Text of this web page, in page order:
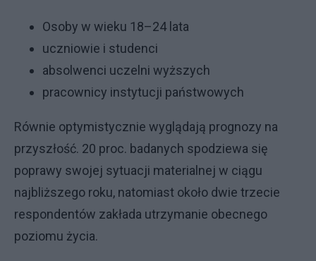
Osoby w wieku 18–24 lata
uczniowie i studenci
absolwenci uczelni wyższych
pracownicy instytucji państwowych
Równie optymistycznie wyglądają prognozy na
przyszłość. 20 proc. badanych spodziewa się
poprawy swojej sytuacji materialnej w ciągu
najbliższego roku, natomiast około dwie trzecie
respondentów zakłada utrzymanie obecnego
poziomu życia.